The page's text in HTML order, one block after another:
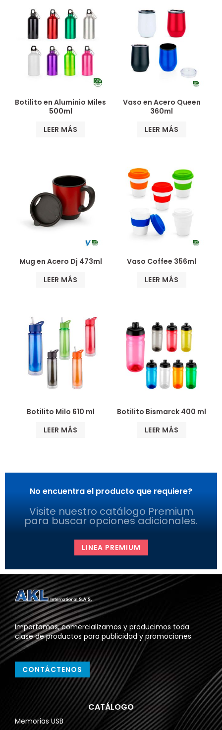
Botilito en Aluminio Miles
500ml
LEER MÁS
Vaso en Acero Queen
360ml
LEER MÁS
Mug en Acero Dj 473ml
LEER MÁS
Vaso Coffee 356ml
LEER MÁS
Botilito Milo 610 ml
LEER MÁS
Botilito Bismarck 400 ml
LEER MÁS
No encuentra el producto que requiere?
Visite nuestro catálogo Premium
para buscar opciones adicionales.
LINEA PREMIUM
Importamos, comercializamos y producimos toda
clase de productos para publicidad y promociones.
CONTÁCTENOS
CATÁLOGO
Memorias USB